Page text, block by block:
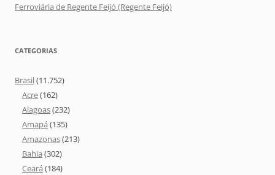
Ferroviária de Regente Feijó (Regente Feijó)
CATEGORIAS
Brasil(11.752)
Acre(162)
Alagoas(232)
Amapá (135)
Amazonas(213)
Bahia (302)
Ceará (184)